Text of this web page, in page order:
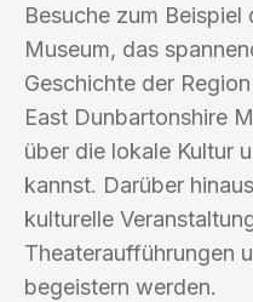
Besuche zum
Museum, das
Geschichte der
East Dunbartonshire
über die lokale Kultur
kannst. Darüber
kulturelle
Theateraufführungen
begeistern werden.